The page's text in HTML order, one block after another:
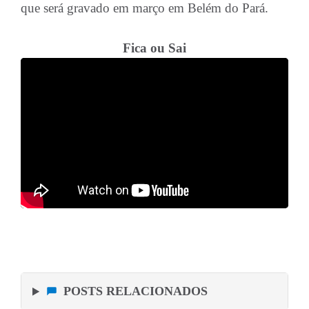
que será gravado em março em Belém do Pará.
Fica ou Sai
POSTS RELACIONADOS